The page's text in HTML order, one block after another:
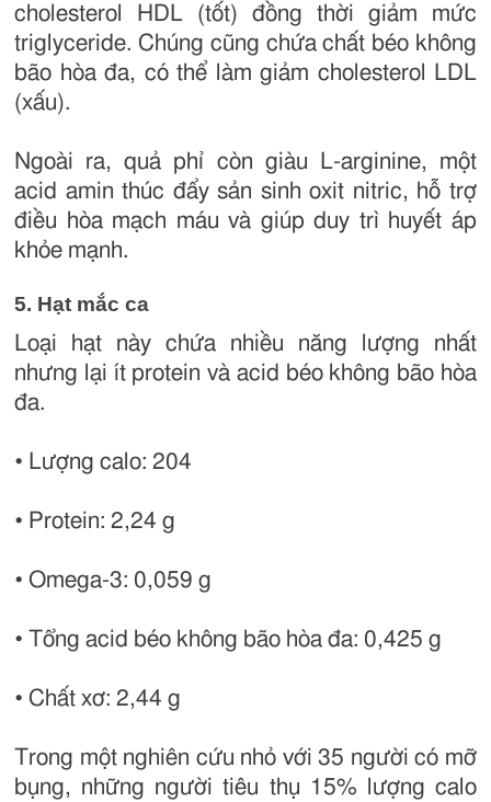
cholesterol HDL (tốt) đồng thời giảm mức
triglyceride. Chúng cũng chứa chất béo không
bão hòa đa, có thể làm giảm cholesterol LDL
(xấu).
Ngoài ra, quả phỉ còn giàu L-arginine, một
acid amin thúc đẩy sản sinh oxit nitric, hỗ trợ
điều hòa mạch máu và giúp duy trì huyết áp
khỏe mạnh.
5. Hạt mắc ca
Loại hạt này chứa nhiều năng lượng nhất
nhưng lại ít protein và acid béo không bão hòa
đa.
• Lượng calo: 204
• Protein: 2,24 g
• Omega-3: 0,059 g
• Tổng acid béo không bão hòa đa: 0,425 g
• Chất xơ: 2,44 g
Trong một nghiên cứu nhỏ với 35 người có mỡ
bụng, những người tiêu thụ 15% lượng calo